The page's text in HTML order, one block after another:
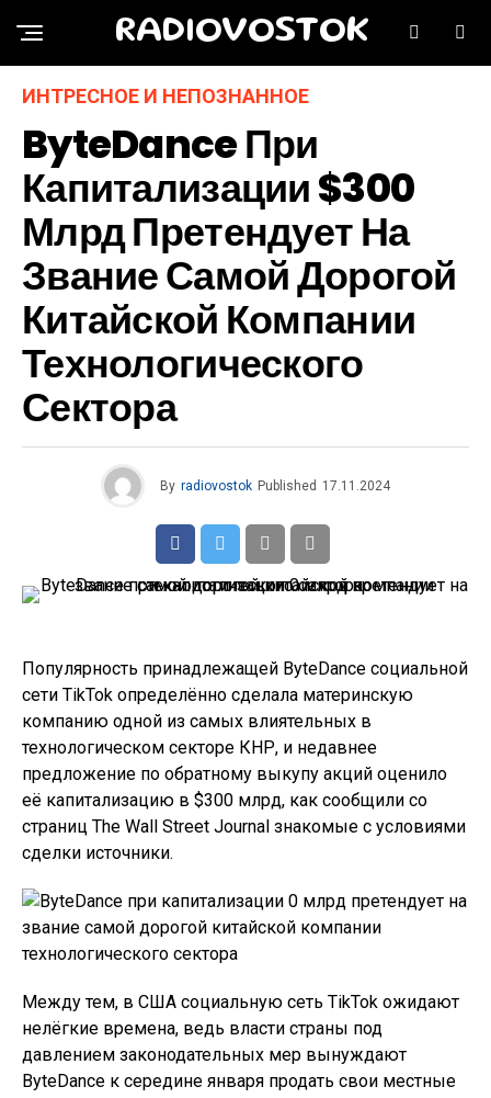
RADIOVOSTOK
ИНТРЕСНОЕ И НЕПОЗНАННОЕ
ByteDance При
Капитализации $300
Млрд Претендует На
Звание Самой Дорогой
Китайской Компании
Технологического
Сектора
By radiovostok Published 17.11.2024
Популярность принадлежащей ByteDance социальной
сети TikTok определённо сделала материнскую
компанию одной из самых влиятельных в
технологическом секторе КНР, и недавнее
предложение по обратному выкупу акций оценило
её капитализацию в $300 млрд, как сообщили со
страниц The Wall Street Journal знакомые с условиями
сделки источники.
Между тем, в США социальную сеть TikTok ожидают
нелёгкие времена, ведь власти страны под
давлением законодательных мер вынуждают
ByteDance к середине января продать свои местные